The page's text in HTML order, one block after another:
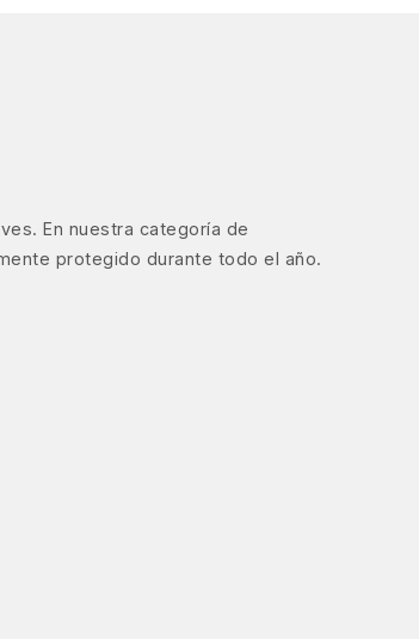
En nuestra categoría de
protegido durante todo el año.